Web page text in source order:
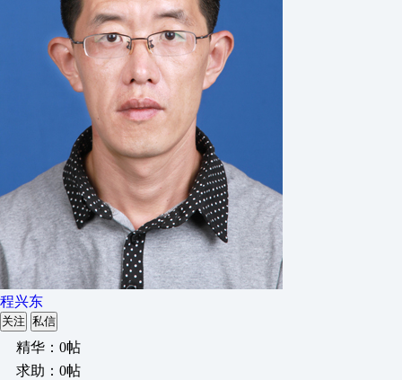
程兴东
关注 私信
精华：0帖
求助：0帖